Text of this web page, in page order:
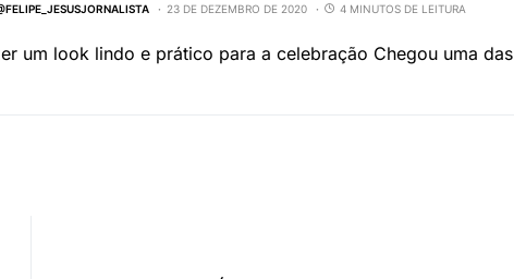
23 DE DEZEMBRO DE 2020 4 MINUTOS DE LEITURA
um look lindo e prático para a celebração Chegou uma das